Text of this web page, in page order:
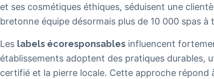
et ses cosmétiques éthiques, séduisent une
bretonne équipe désormais plus de 10 000 spas à
Les labels écoresponsables influencent
établissements adoptent des pratiques durables,
certifié et la pierre locale. Cette approche répond